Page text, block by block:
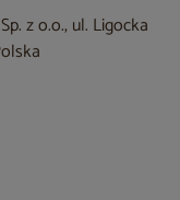
z o.o., ul. Ligocka